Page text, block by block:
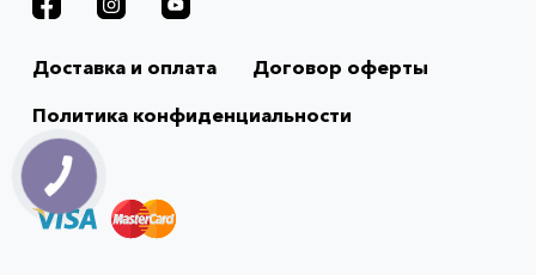
Доставка и оплата
Договор оферты
Политика конфиденциальности